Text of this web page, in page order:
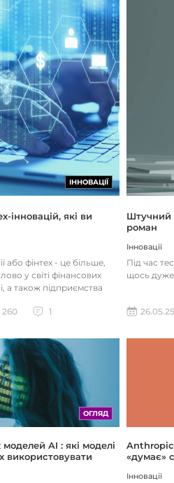
ІННОВАЦІЇ
інновацій, які ви
або фінтех - це більше,
у світі фінансових
а також підприємства
260 1
Штучний
роман
Інновації
Під час
щось дуже
26.05.25
ОГЛЯД
AI : які моделі
використовувати
Anthropic
«думає»
Інновації